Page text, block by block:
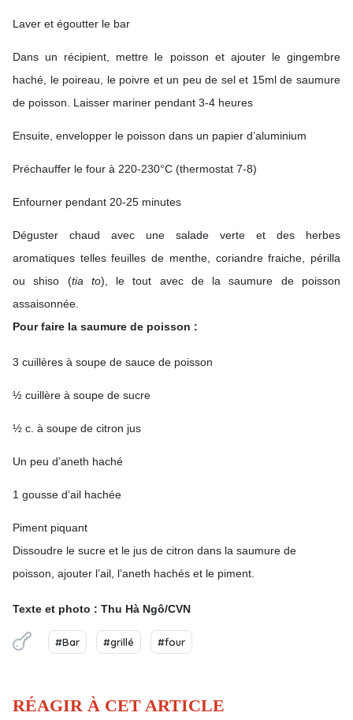
Laver et égoutter le bar
Dans un récipient, mettre le poisson et ajouter le gingembre
haché, le poireau, le poivre et un peu de sel et 15ml de saumure
de poisson. Laisser mariner pendant 3-4 heures
Ensuite, envelopper le poisson dans un papier d’aluminium
Préchauffer le four à 220-230°C (thermostat 7-8)
Enfourner pendant 20-25 minutes
Déguster chaud avec une salade verte et des herbes
aromatiques telles feuilles de menthe, coriandre fraiche, périlla
ou shiso (tia to), le tout avec de la saumure de poisson
assaisonnée.
Pour faire la saumure de poisson :
3 cuillères à soupe de sauce de poisson
½ cuillère à soupe de sucre
½ c. à soupe de citron jus
Un peu d’aneth haché
1 gousse d’ail hachée
Piment piquant
Dissoudre le sucre et le jus de citron dans la saumure de
poisson, ajouter l’ail, l’aneth hachés et le piment.
Texte et photo : Thu Hà Ngô/CVN
#Bar #grillé #four